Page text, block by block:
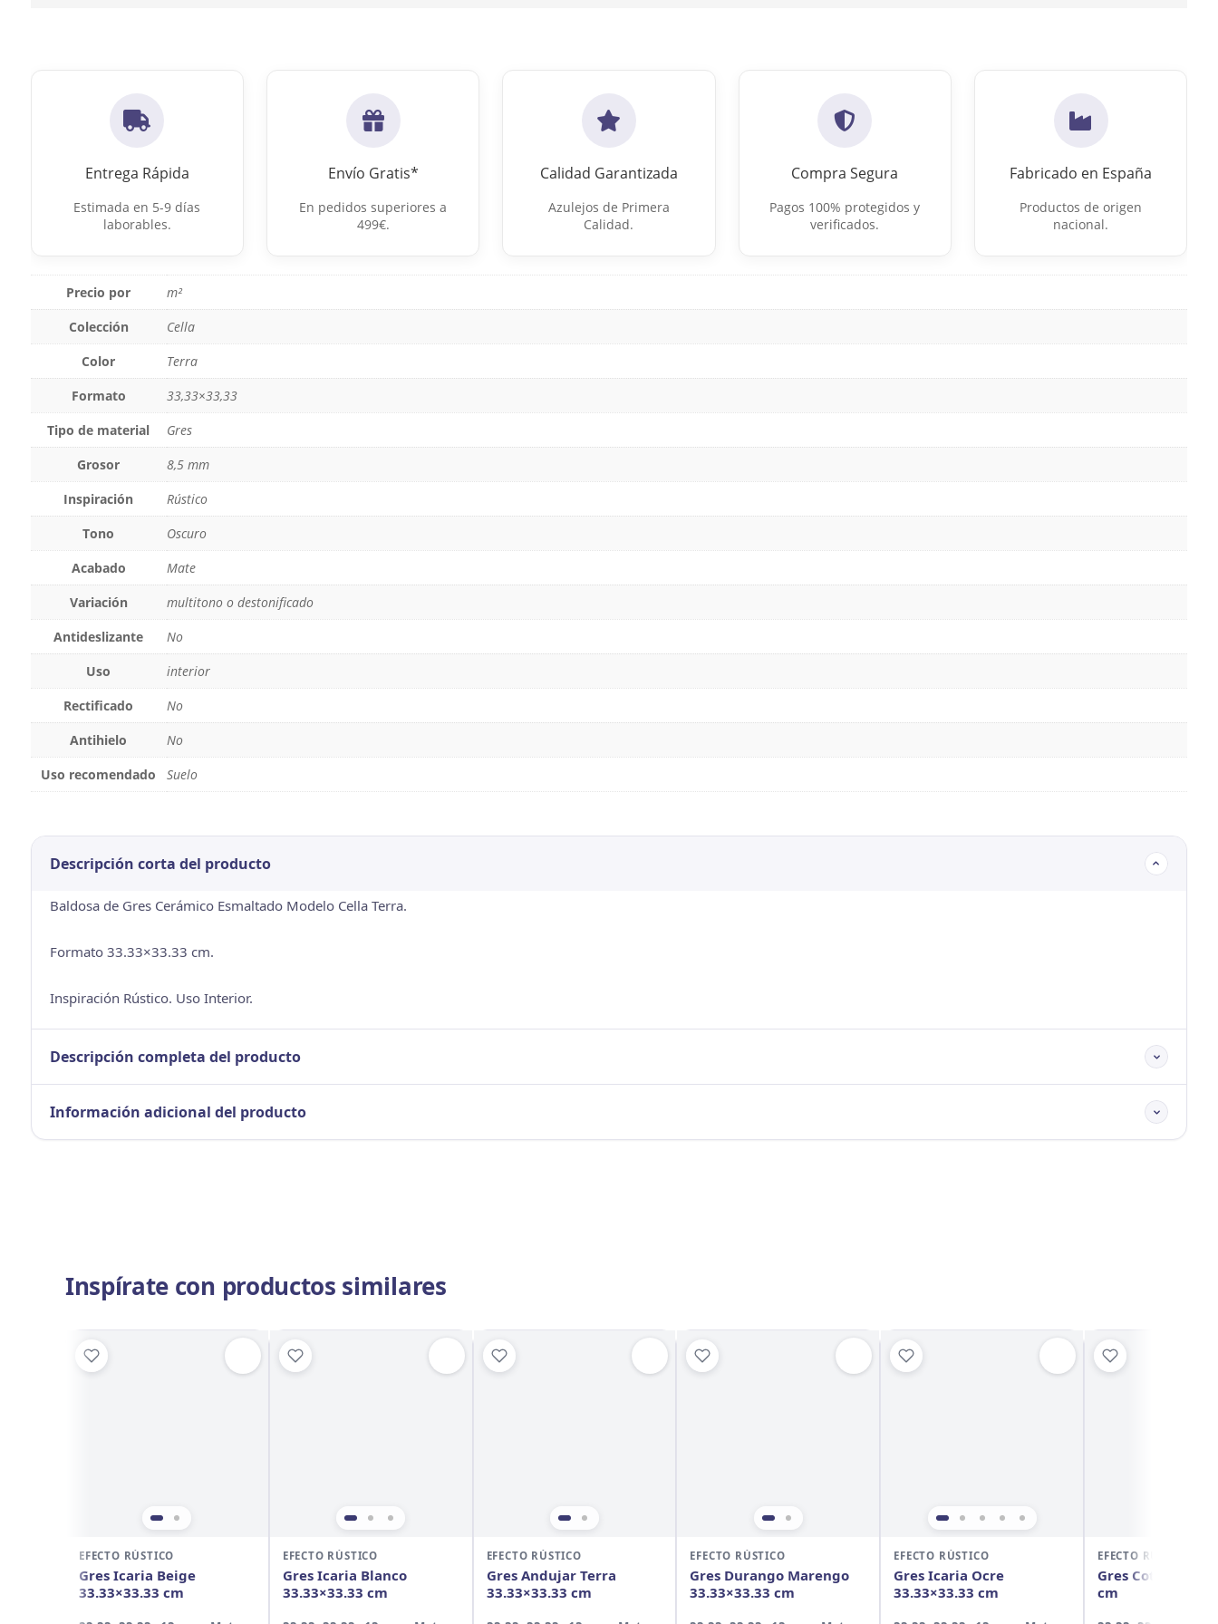
Entrega Rápida
Estimada en 5-9 días
laborables.
Envío Gratis*
En pedidos superiores a
499€.
Calidad Garantizada
Azulejos de Primera
Calidad.
Compra Segura
Pagos 100% protegidos y
verificados.
Fabricado en España
Productos de origen
nacional.
Precio por
m²
Colección
Cella
Color
Terra
Formato
33,33×33,33
Tipo de material
Gres
Grosor
8,5 mm
Inspiración
Rústico
Tono
Oscuro
Acabado
Mate
Variación
multitono o destonificado
Antideslizante
No
Uso
interior
Rectificado
No
Antihielo
No
Uso recomendado
Suelo
Descripción corta del producto
Baldosa de Gres Cerámico Esmaltado Modelo Cella Terra.
Formato 33.33×33.33 cm.
Inspiración Rústico. Uso Interior.
Descripción completa del producto
Información adicional del producto
Inspírate con productos similares
EFECTO RÚSTICO
Gres Icaria Beige
33.33×33.33 cm
EFECTO RÚSTICO
Gres Icaria Blanco
33.33×33.33 cm
EFECTO RÚSTICO
Gres Andujar Terra
33.33×33.33 cm
EFECTO RÚSTICO
Gres Durango Marengo
33.33×33.33 cm
EFECTO RÚSTICO
Gres Icaria Ocre
33.33×33.33 cm
EFECTO RÚSTICO
Gres Cotto
cm